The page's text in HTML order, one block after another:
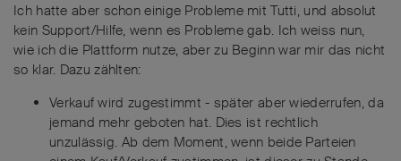
Ich hatte aber schon einige Probleme mit Tutti, und absolut
kein Support/Hilfe, wenn es Probleme gab. Ich weiss nun,
wie ich die Plattform nutze, aber zu Beginn war mir das nicht
so klar. Dazu zählten:
Verkauf wird zugestimmt - später aber wiederrufen, da
jemand mehr geboten hat. Dies ist rechtlich
unzulässig. Ab dem Moment, wenn beide Parteien